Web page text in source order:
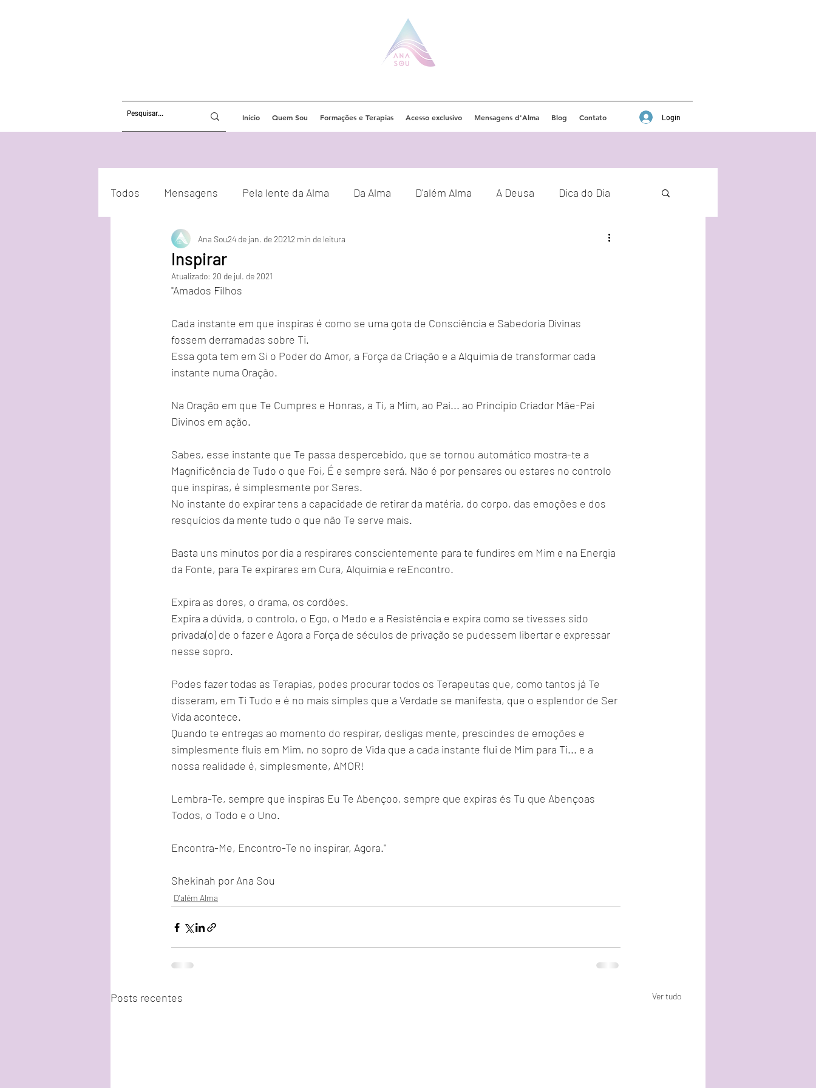
Início Quem Sou Formações e Terapias Acesso exclusivo Mensagens d'Alma Blog Contato Login
Todos Mensagens Pela lente da Alma Da Alma D'além Alma A Deusa Dica do Dia
Atualizações Energéticas Eventos Orações
Inspirar
Ana Sou24 de jan. de 20212 min de leitura
Atualizado: 20 de jul. de 2021
"Amados Filhos
Cada instante em que inspiras é como se uma gota de Consciência e Sabedoria Divinas
fossem derramadas sobre Ti.
Essa gota tem em Si o Poder do Amor, a Força da Criação e a Alquimia de transformar cada
instante numa Oração.
Na Oração em que Te Cumpres e Honras, a Ti, a Mim, ao Pai... ao Princípio Criador Mãe-Pai
Divinos em ação.
Sabes, esse instante que Te passa despercebido, que se tornou automático mostra-te a
Magnificência de Tudo o que Foi, É e sempre será. Não é por pensares ou estares no controlo
que inspiras, é simplesmente por Seres.
No instante do expirar tens a capacidade de retirar da matéria, do corpo, das emoções e dos
resquícios da mente tudo o que não Te serve mais.
Basta uns minutos por dia a respirares conscientemente para te fundires em Mim e na Energia
da Fonte, para Te expirares em Cura, Alquimia e reEncontro.
Expira as dores, o drama, os cordões.
Expira a dúvida, o controlo, o Ego, o Medo e a Resistência e expira como se tivesses sido
privada(o) de o fazer e Agora a Força de séculos de privação se pudessem libertar e expressar
nesse sopro.
Podes fazer todas as Terapias, podes procurar todos os Terapeutas que, como tantos já Te
disseram, em Ti Tudo e é no mais simples que a Verdade se manifesta, que o esplendor de Ser
Vida acontece.
Quando te entregas ao momento do respirar, desligas mente, prescindes de emoções e
simplesmente fluis em Mim, no sopro de Vida que a cada instante flui de Mim para Ti... e a
nossa realidade é, simplesmente, AMOR!
Lembra-Te, sempre que inspiras Eu Te Abençoo, sempre que expiras és Tu que Abençoas
Todos, o Todo e o Uno.
Encontra-Me, Encontro-Te no inspirar, Agora."
Shekinah por Ana Sou
D'além Alma
Posts recentes Ver tudo